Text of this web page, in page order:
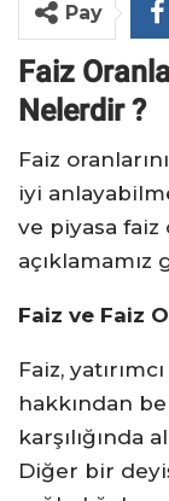
Pay
Faiz
Nelerdir ?
Faiz
iyi
ve piyasa faiz
Faiz ve Faiz
Faiz,
hakkından
karşılığında
Diğer bir